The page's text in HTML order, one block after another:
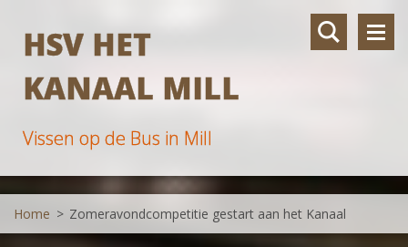
HSV HET
KANAAL MILL
Vissen op de Bus in Mill
Home > Zomeravondcompetitie gestart aan het Kanaal